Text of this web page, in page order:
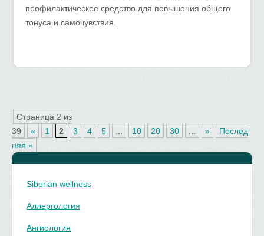
профилактическое средство для повышения общего
тонуса и самочувствия.
Страница 2 из
39
« 1 2 3 4 5 ... 10 20 30 ... »
Послед
няя »
Siberian wellness
Аллергология
Ангиология